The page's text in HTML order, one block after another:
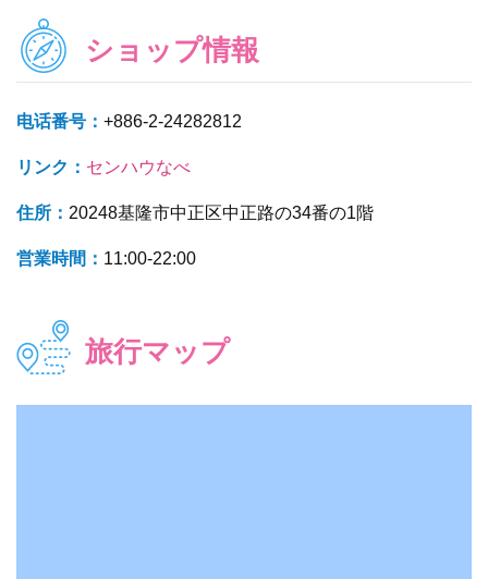
ショップ情報
电话番号： +886-2-24282812
リンク： センハウなべ
住所： 20248基隆市中正区中正路の34番の1階
営業時間： 11:00-22:00
旅行マップ